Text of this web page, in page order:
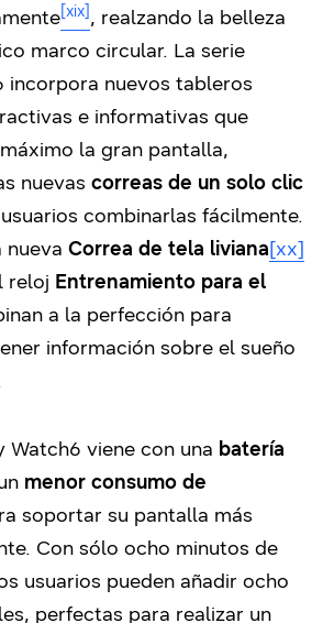
[xix] , realzando la belleza
marco circular. La serie
incorpora nuevos tableros
e informativas que
la gran pantalla,
nuevas correas de un solo clic
combinarlas fácilmente.
nueva Correa de tela liviana[xx]
reloj Entrenamiento para el
a la perfección para
información sobre el sueño
Watch6 viene con una batería
menor consumo de
soportar su pantalla más
Con sólo ocho minutos de
usuarios pueden añadir ocho
perfectas para realizar un